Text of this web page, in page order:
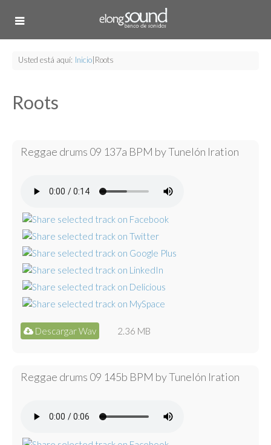
Usted está aquí: Inicio Roots
Roots
Reggae drums 09 137a BPM by Tunelón Iration
Descargar Wav 2.36 MB
Reggae drums 09 145b BPM by Tunelón Iration